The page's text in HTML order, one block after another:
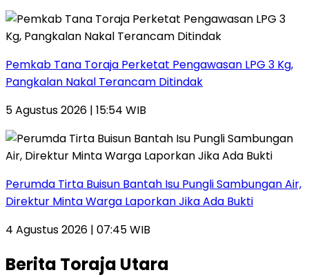
Pemkab Tana Toraja Perketat Pengawasan LPG 3 Kg,
Pangkalan Nakal Terancam Ditindak
5 Agustus 2026 | 15:54 WIB
Perumda Tirta Buisun Bantah Isu Pungli Sambungan Air,
Direktur Minta Warga Laporkan Jika Ada Bukti
4 Agustus 2026 | 07:45 WIB
Berita Toraja Utara